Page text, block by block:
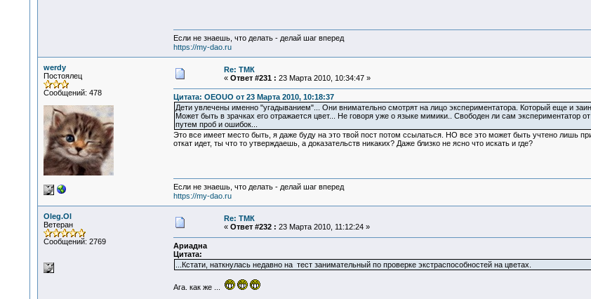
Если не знаешь, что делать - делай шаг вперед
https://my-dao.ru
werdy
Постоялец
Сообщений: 478
Re: ТМК
« Ответ #231 : 23 Марта 2010, 10:34:47 »
Цитата: OEOUO от 23 Марта 2010, 10:18:37
Дети увлечены именно "угадыванием"... Они внимательно смотрят на лицо экспериментатора. Который еще и
Может быть в зрачках его отражается цвет... Не говоря уже о языке мимики.. Свободен ли сам экспериментатор
путем проб и ошибок...
Это все имеет место быть, я даже буду на это твой пост потом ссылаться. НО все это может быть учтено лишь
откат идет, ты что то утверждаешь, а доказательств никаких? Даже близко не ясно что искать и где?
Если не знаешь, что делать - делай шаг вперед
https://my-dao.ru
Oleg.Ol
Ветеран
Сообщений: 2769
Re: ТМК
« Ответ #232 : 23 Марта 2010, 11:12:24 »
Ариадна
Цитата:
...Кстати, наткнулась недавно на тест занимательный по проверке экстраспособностей на цветах.
Ага. как же ...